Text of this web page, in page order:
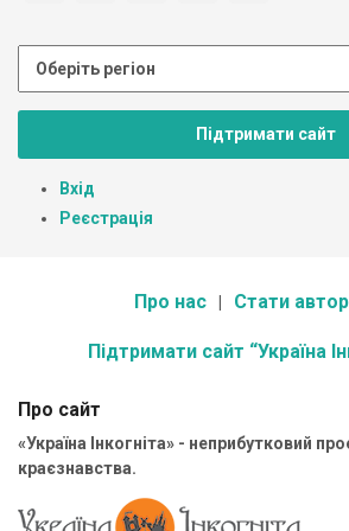
Підтримати сайт
Вхід
Реєстрація
Про нас Стати
Підтримати сайт “Україна
Про сайт
«Україна Інкогніта» - неприбутковий
краєзнавства.